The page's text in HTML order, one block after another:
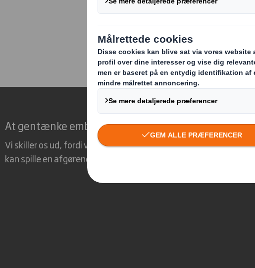
Udfyld venligst
At gentænke emballage til en foranderlig verden
Vi skiller os ud, fordi vi ser muligheden for, at emballage
kan spille en afgørende rolle i verdenen omkring os.